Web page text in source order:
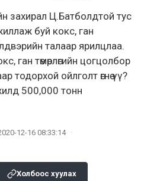
захирал Ц.Батболдтой тус
буй кокс, ган
талаар ярилцлаа.
ган төмөрлөгийн цогцолбор
тодорхой ойлголт өгнө үү?
500,000 тонн
12-16 08:33:14 ·
Холбоос хуулах